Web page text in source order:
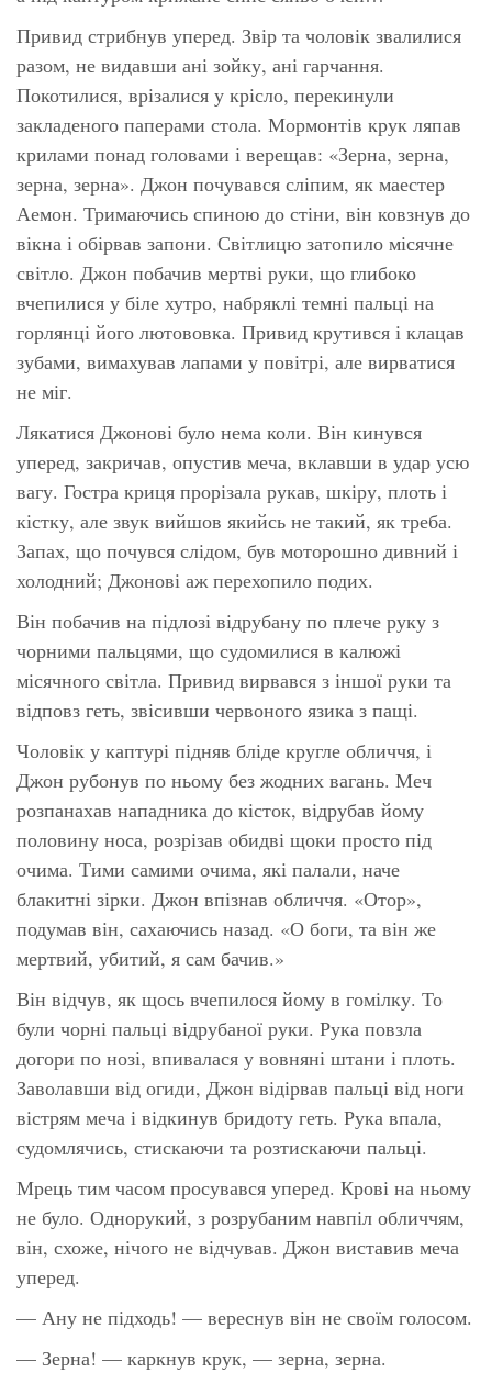
Привид стрибнув уперед. Звір та чоловік звалилися
разом, не видавши ані зойку, ані гарчання.
Покотилися, врізалися у крісло, перекинули
закладеного паперами стола. Мормонтів крук ляпав
крилами понад головами і верещав: «Зерна, зерна,
зерна, зерна». Джон почувався сліпим, як маестер
Аемон. Тримаючись спиною до стіни, він ковзнув до
вікна і обірвав запони. Світлицю затопило місячне
світло. Джон побачив мертві руки, що глибоко
вчепилися у біле хутро, набряклі темні пальці на
горлянці його лютововка. Привид крутився і клацав
зубами, вимахував лапами у повітрі, але вирватися
не міг.
Лякатися Джонові було нема коли. Він кинувся
уперед, закричав, опустив меча, вклавши в удар усю
вагу. Гостра криця прорізала рукав, шкіру, плоть і
кістку, але звук вийшов якийсь не такий, як треба.
Запах, що почувся слідом, був моторошно дивний і
холодний; Джонові аж перехопило подих.
Він побачив на підлозі відрубану по плече руку з
чорними пальцями, що судомилися в калюжі
місячного світла. Привид вирвався з іншої руки та
відповз геть, звісивши червоного язика з пащі.
Чоловік у каптурі підняв бліде кругле обличчя, і
Джон рубонув по ньому без жодних вагань. Меч
розпанахав нападника до кісток, відрубав йому
половину носа, розрізав обидві щоки просто під
очима. Тими самими очима, які палали, наче
блакитні зірки. Джон впізнав обличчя. «Отор»,
подумав він, сахаючись назад. «О боги, та він же
мертвий, убитий, я сам бачив.»
Він відчув, як щось вчепилося йому в гомілку. То
були чорні пальці відрубаної руки. Рука повзла
догори по нозі, впивалася у вовняні штани і плоть.
Заволавши від огиди, Джон відірвав пальці від ноги
вістрям меча і відкинув бридоту геть. Рука впала,
судомлячись, стискаючи та розтискаючи пальці.
Мрець тим часом просувався уперед. Крові на ньому
не було. Однорукий, з розрубаним навпіл обличчям,
він, схоже, нічого не відчував. Джон виставив меча
уперед.
— Ану не підходь! — вереснув він не своїм голосом.
— Зерна! — каркнув крук, — зерна, зерна.